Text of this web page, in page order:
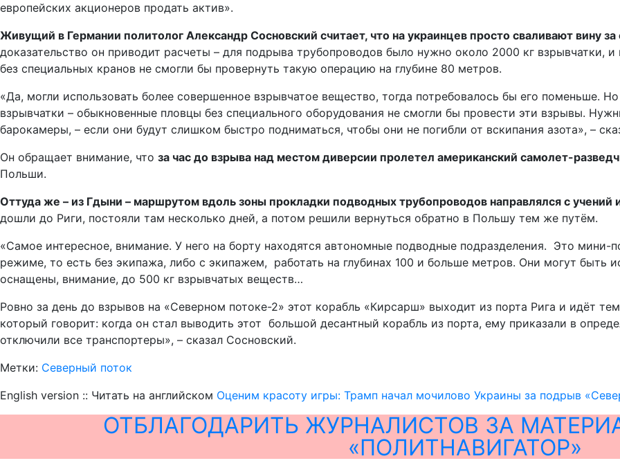
европейских акционеров продать актив».
Живущий в Германии политолог Александр Сосновский считает, что на украинцев просто сваливают вину
доказательство он приводит расчеты – для подрыва трубопроводов было нужно около 2000 кг взрывчатки,
без специальных кранов не смогли бы провернуть такую операцию на глубине 80 метров.
«Да, могли использовать более совершенное взрывчатое вещество, тогда потребовалось бы его поменьше.
взрывчатки – обыкновенные пловцы без специального оборудования не смогли бы провести эти взрывы.
барокамеры, – если они будут слишком быстро подниматься, чтобы они не погибли от вскипания азота», –
Он обращает внимание, что за час до взрыва над местом диверсии пролетел американский самолет-
Польши.
Оттуда же – из Гдыни – маршрутом вдоль зоны прокладки подводных трубопроводов направлялся с
дошли до Риги, постояли там несколько дней, а потом решили вернуться обратно в Польшу тем же путём.
«Самое интересное, внимание. У него на борту находятся автономные подводные подразделения. Это
режиме, то есть без экипажа, либо с экипажем, работать на глубинах 100 и больше метров. Они могут быть
оснащены, внимание, до 500 кг взрывчатых веществ…
Ровно за день до взрывов на «Северном потоке-2» этот корабль «Кирсарш» выходит из порта Рига и идёт
который говорит: когда он стал выводить этот большой десантный корабль из порта, ему приказали в
отключили все транспортеры», – сказал Сосновский.
Метки: Северный поток
English version :: Читать на английском Оценим красоту игры: Трамп начал мочилово Украины за подрыв
ОТБЛАГОДАРИТЬ ЖУРНАЛИСТОВ ЗА
«ПОЛИТНАВИГАТОР»